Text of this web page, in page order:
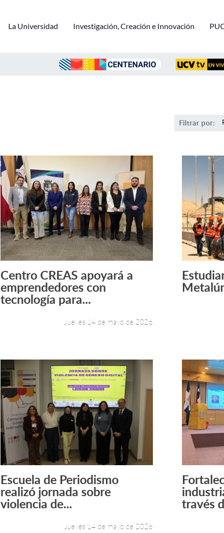
La Universidad Investigación, Creación e Innovación
Filtrar por:
Leer más +
Centro CREAS apoyará a
emprendedores con
tecnología para...
Jueves 14 de mayo de 2026
Leer más +
Escuela de Periodismo
realizó jornada sobre
violencia de...
Jueves 14 de mayo de 2026
través